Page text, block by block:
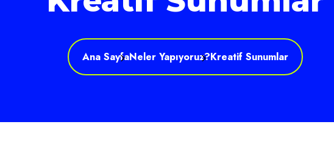
Ana SayfaNeler Yapıyoruz?Kreatif Sunumlar